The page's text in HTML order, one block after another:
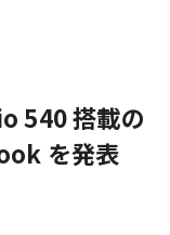
540 搭載の
を発表